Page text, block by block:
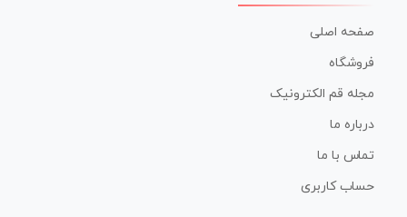
صفحه اصلی
فروشگاه
مجله قم الکترونیک
درباره ما
تماس با ما
حساب کاربری